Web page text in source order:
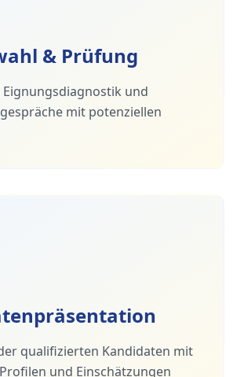
& Prüfung
Eignungsdiagnostik und
mit potenziellen
qualifizierten Kandidaten mit
und Einschätzungen